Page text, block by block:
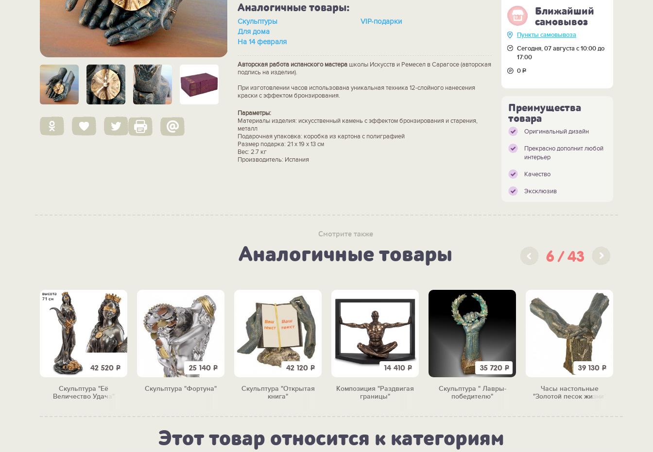
Аналогичные товары:
Скульптуры
Для дома
На 14 февраля
VIP-подарки
Авторская работа испанского мастерашколы Искусств и Ремесел в Сарагосе (авторская
подпись на изделии).
При изготовлении часов использована уникальная техника 12-слойного нанесения
краски с эффектом бронзирования.
Параметры:
Материалы изделия: искусственный камень с эффектом бронзирования и старения,
металл
Подарочная упаковка: коробка из картона с полиграфией
Размер подарка: 21 x 19 x 13 см
Вес: 2.7 кг
Производитель: Испания
Ближайший
самовывоз
Пункты самовывоза
Сегодня, 07 августа с 10:00 до
17:00
0Р
Преимущества
товара
Оригинальный дизайн
Прекрасно дополнит любой
интерьер
Качество
Эксклюзив
Смотрите также
Аналогичные товары 6 43
42 520 Р
Скульптура "Её
Величество Удача"
25 140 Р
Скульптура "Фортуна"
42 120 Р
Скульптура "Открытая
книга"
14 410 Р
Композиция "Раздвигая
границы"
35 720 Р
Скульптура " Лавры-
победителю"
39 130 Р
Часы настольные
"Золотой песок жизни"
Этот товар относится к категориям